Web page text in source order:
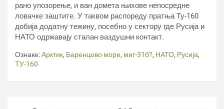
рано упозорење, и ван домета њихове непосредне
ловачке заштите. У таквом распореду пратња Ту-160
добија додатну тежину, посебно у сектору где Русија и
НАТО одржавају сталан ваздушни контакт.
Ознаке:Арктик, Баренцово море, миг-31б?, НАТО, Русија,
ТУ-160